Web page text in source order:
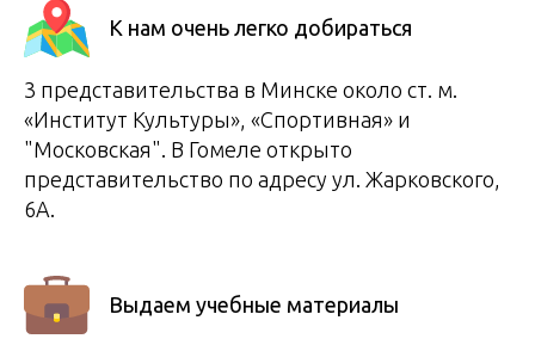
К нам очень легко добираться
3 представительства в Минске около ст. м.
«Институт Культуры», «Спортивная» и
"Московская". В Гомеле открыто
представительство по адресу ул. Жарковского,
6А.
Выдаем учебные материалы